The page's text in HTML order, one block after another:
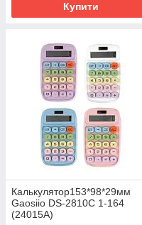
Купити
Калькулятор153*98*29мм
Gaosiio DS-2810C 1-164
(24015А)